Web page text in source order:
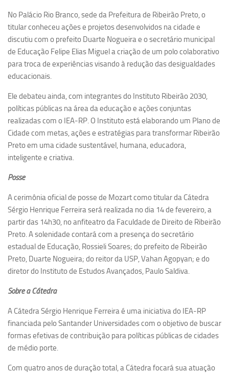
Fernando de Lima Caneppele
Geciane Silveira Porto
Maria Paula Costa Bertran
Institucional
Polo Ribeirão Preto
Estrutura do polo
Projetos
Ciência com Pipoca
Ciência Por Elas
Pint of Science
União Pró-Vacina
Publicações
Clipping
Relatórios
Revista Estudos Avançados
No Palácio Rio Branco, sede da Prefeitura de Ribeirão Preto, o
titular conheceu ações e projetos desenvolvidos na cidade e
discutiu com o prefeito Duarte Nogueira e o secretário municipal
de Educação Felipe Elias Miguel a criação de um polo colaborativo
para troca de experiências visando à redução das desigualdades
educacionais.
Ele debateu ainda, com integrantes do Instituto Ribeirão 2030,
políticas públicas na área da educação e ações conjuntas
realizadas com o IEA-RP. O Instituto está elaborando um Plano de
Cidade com metas, ações e estratégias para transformar Ribeirão
Preto em uma cidade sustentável, humana, educadora,
inteligente e criativa.
Posse
A cerimônia oficial de posse de Mozart como titular da Cátedra
Sérgio Henrique Ferreira será realizada no dia 14 de fevereiro, a
partir das 14h30, no anfiteatro da Faculdade de Direito de Ribeirão
Preto. A solenidade contará com a presença do secretário
estadual de Educação, Rossieli Soares; do prefeito de Ribeirão
Preto, Duarte Nogueira; do reitor da USP, Vahan Agopyan; e do
diretor do Instituto de Estudos Avançados, Paulo Saldiva.
Sobre a Cátedra
A Cátedra Sérgio Henrique Ferreira é uma iniciativa do IEA-RP
financiada pelo Santander Universidades com o objetivo de buscar
formas efetivas de contribuição para políticas públicas de cidades
de médio porte.
Com quatro anos de duração total, a Cátedra focará sua atuação